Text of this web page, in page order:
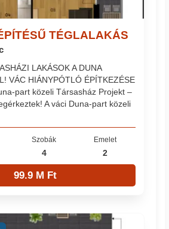
TÉGLALAKÁS
LAKÁSOK A DUNA
VÁC HIÁNYPÓTLÓ ÉPÍTKEZÉSE
part közeli Társasház Projekt –
A váci Duna-part közeli
Szobák
4
Emelet
2
99.9 M Ft